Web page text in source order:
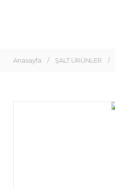
Anasayfa ŞALT ÜRÜNLER